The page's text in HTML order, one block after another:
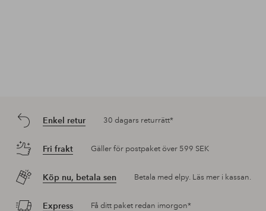
Enkel retur 30 dagars returrätt*
Fri frakt Gäller för postpaket över 599 SEK
Köp nu, betala sen Betala med elpy. Läs mer i kassan.
Express Få ditt paket redan imorgon*